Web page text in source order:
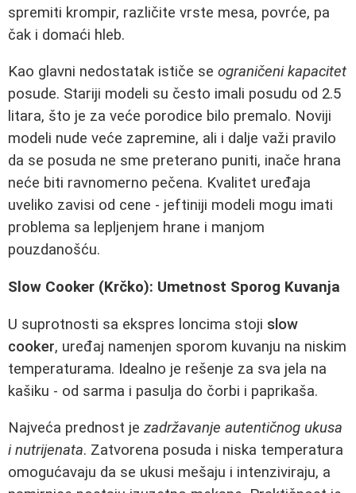
spremiti krompir, različite vrste mesa, povrće, pa
čak i domaći hleb.
Kao glavni nedostatak ističe se ograničeni kapacitet
posude. Stariji modeli su često imali posudu od 2.5
litara, što je za veće porodice bilo premalo. Noviji
modeli nude veće zapremine, ali i dalje važi pravilo
da se posuda ne sme preterano puniti, inače hrana
neće biti ravnomerno pečena. Kvalitet uređaja
uveliko zavisi od cene - jeftiniji modeli mogu imati
problema sa lepljenjem hrane i manjom
pouzdanošću.
Slow Cooker (Krčko): Umetnost Sporog Kuvanja
U suprotnosti sa ekspres loncima stoji slow
cooker, uređaj namenjen sporom kuvanju na niskim
temperaturama. Idealno je rešenje za sva jela na
kašiku - od sarma i pasulja do čorbi i paprikaša.
Najveća prednost je zadržavanje autentičnog ukusa
i nutrijenata. Zatvorena posuda i niska temperatura
omogućavaju da se ukusi mešaju i intenziviraju, a